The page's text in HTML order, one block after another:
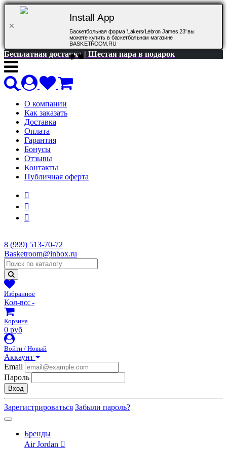
Install App
Баскетбольная форма 'Lakers/Lebron James 23' вы
можете купить в баскетбольном магазине
BASKETROOM.RU
Бесплатная доставка | Шестая пара в подарок
О компании
Как заказать
Доставка
Оплата
Гарантия
Бонусы
Отзывы
Контакты
Публичная оферта
8 (999) 513-70-72
Basketroom@inbox.ru
Избранное
Кол-во: -
Корзина
0 руб
Войти / Новый
Аккаунт
Email
Пароль
Вход
Зарегистрироваться Забыли пароль?
Бренды
Air Jordan